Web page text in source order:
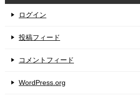
ログイン
投稿フィード
コメントフィード
WordPress.org